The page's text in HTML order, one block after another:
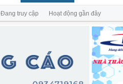
Đang truy cập Hoạt động gần đây